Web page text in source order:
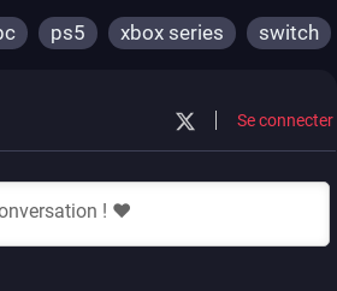
ps5 xbox series switch
Se connecter